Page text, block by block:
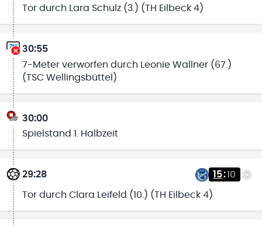
Tor durch Lara Schulz (3.) (TH Eilbeck 4)
30:55
7-Meter verworfen durch Leonie Wallner (67.)
(TSC Wellingsbüttel)
30:00
Spielstand 1. Halbzeit
29:28 15:10
Tor durch Clara Leifeld (10.) (TH Eilbeck 4)